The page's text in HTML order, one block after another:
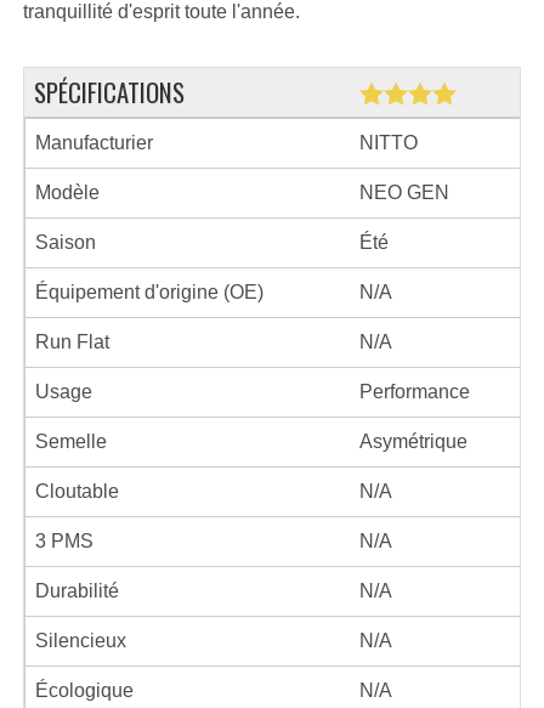
tranquillité d'esprit toute l'année.
SPÉCIFICATIONS
Manufacturier NITTO
Modèle NEO GEN
Saison Été
Équipement d'origine (OE) N/A
Run Flat N/A
Usage Performance
Semelle Asymétrique
Cloutable N/A
3 PMS N/A
Durabilité N/A
Silencieux N/A
Écologique N/A